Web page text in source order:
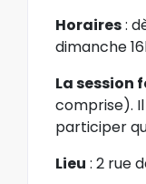
Horaires:
dimanche
La session
comprise).
participer
Lieu : 2 rue